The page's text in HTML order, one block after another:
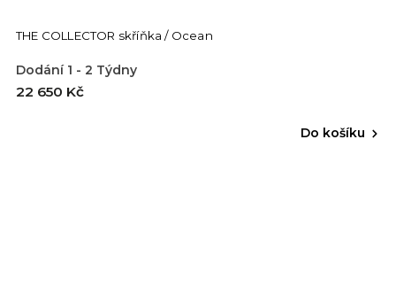
THE COLLECTOR skříňka / Ocean
Dodání 1 - 2 Týdny
22 650 Kč
Do košíku